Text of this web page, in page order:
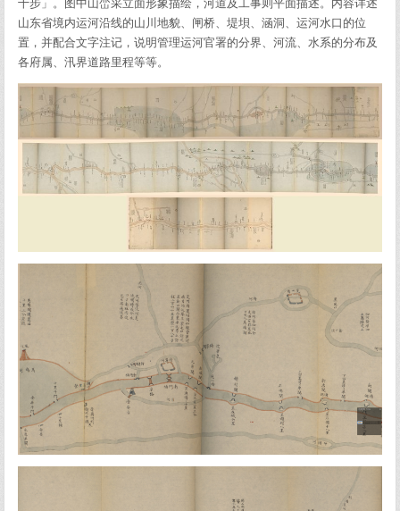
十步」。图中山峦采立面形象描绘，河道及工事则平面描述。内容详述
山东省境内运河沿线的山川地貌、闸桥、堤垻、涵洞、运河水口的位
置，并配合文字注记，说明管理运河官署的分界、河流、水系的分布及
各府属、汛界道路里程等等。